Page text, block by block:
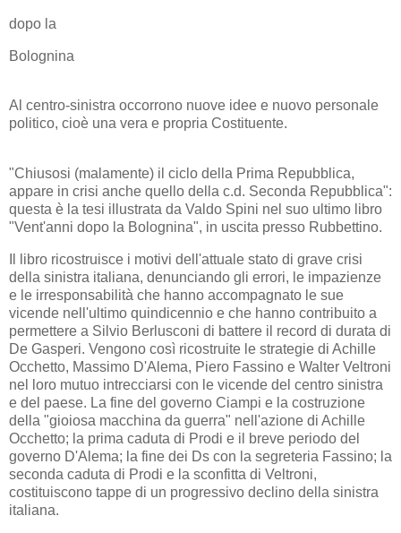
dopo la
Bolognina
Al centro-sinistra occorrono nuove idee e nuovo personale
politico, cioè una vera e propria Costituente.
"Chiusosi (malamente) il ciclo della Prima Repubblica,
appare in crisi anche quello della c.d. Seconda Repubblica":
questa è la tesi illustrata da Valdo Spini nel suo ultimo libro
"Vent'anni dopo la Bolognina", in uscita presso Rubbettino.
Il libro ricostruisce i motivi dell'attuale stato di grave crisi
della sinistra italiana, denunciando gli errori, le impazienze
e le irresponsabilità che hanno accompagnato le sue
vicende nell'ultimo quindicennio e che hanno contribuito a
permettere a Silvio Berlusconi di battere il record di durata di
De Gasperi. Vengono così ricostruite le strategie di Achille
Occhetto, Massimo D'Alema, Piero Fassino e Walter Veltroni
nel loro mutuo intrecciarsi con le vicende del centro sinistra
e del paese. La fine del governo Ciampi e la costruzione
della "gioiosa macchina da guerra" nell'azione di Achille
Occhetto; la prima caduta di Prodi e il breve periodo del
governo D'Alema; la fine dei Ds con la segreteria Fassino; la
seconda caduta di Prodi e la sconfitta di Veltroni,
costituiscono tappe di un progressivo declino della sinistra
italiana.